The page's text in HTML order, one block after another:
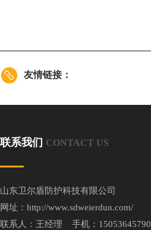
友情链接：
联系我们 CONTACT US
山东卫尔盾防护科技有限公司
网址：http://www.sdweierdun.com/
联系人：王经理 手机：15053645790